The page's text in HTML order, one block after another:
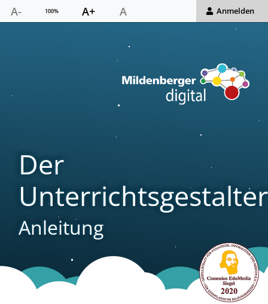
A- 100% A+ A Anmelden
Der
Unterrichtsgestalter
Anleitung